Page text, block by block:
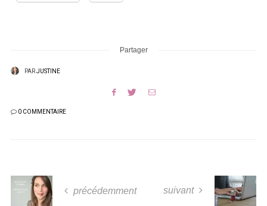
Partager
PARJUSTINE
0 COMMENTAIRE
précédemment suivant